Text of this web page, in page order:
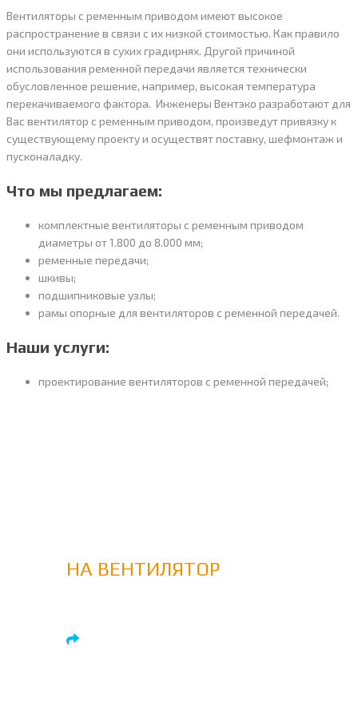
Вентиляторы с ременным приводом имеют высокое
распространение в связи с их низкой стоимостью. Как правило
они используются в сухих градирнях. Другой причиной
использования ременной передачи является технически
обусловленное решение, например, высокая температура
перекачиваемого фактора. Инженеры Вентэко разработают для
Вас вентилятор с ременным приводом, произведут привязку к
существующему проекту и осуществят поставку, шефмонтаж и
пусконаладку.
Что мы предлагаем:
комплектные вентиляторы с ременным приводом
диаметры от 1.800 до 8.000 мм;
ременные передачи;
шкивы;
подшипниковые узлы;
рамы опорные для вентиляторов с ременной передачей.
Наши услуги:
проектирование вентиляторов с ременной передачей;
НА ВЕНТИЛЯТОР